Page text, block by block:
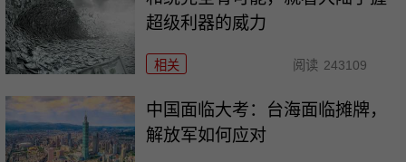
超级利器的威力
相关 阅读 243109
中国面临大考：台海面临摊牌，
解放军如何应对